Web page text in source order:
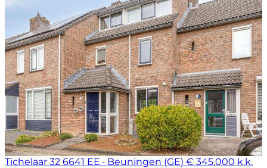
Tichelaar 32 6641 EE · Beuningen (GE) € 345.000 k.k.